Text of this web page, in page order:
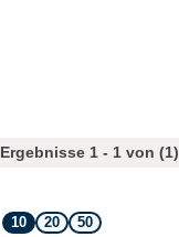
Ergebnisse 1 - 1 von (1)
10 20 50